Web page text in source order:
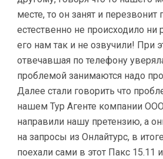
месте, то он занят и перезвонит
естественно не происходило
его нам так и не озвучили! При
отвечавшая по телефону
проблемой занимаются надо
Далее стали говорить что
нашем Тур Агенте компании
направили нашу претензию, а
на запросы из Онлайтурс, в
поехали сами в этот Пакс 15.11